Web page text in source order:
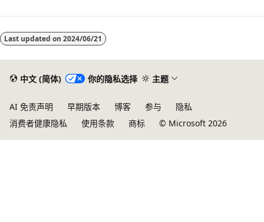
用
Last updated on 2024/06/21
中文 (简体) 你的隐私选择 主题
AI 免责声明 早期版本 博客 参与
隐私
消费者健康隐私
使用条款 商标 © Microsoft 2026